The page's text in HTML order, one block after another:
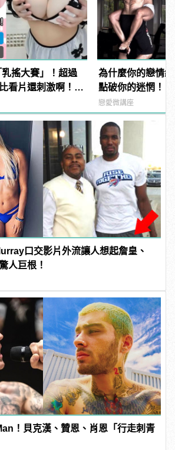
搖大賽」！超過
看片還刺激啊！ |
型男
為什麼你的戀情
點破你的迷惘！
戀愛微講座
口交影片外流讓人想起詹皇、
人巨根！
！貝克漢、贊恩、肖恩「行走刺青